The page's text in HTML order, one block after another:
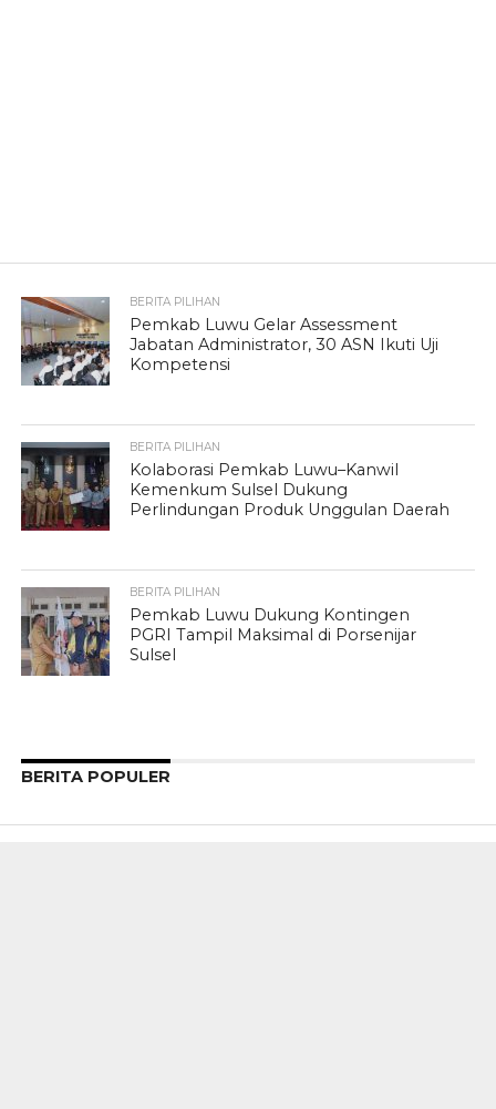
BERITA PILIHAN
Pemkab Luwu Gelar Assessment
Jabatan Administrator, 30 ASN Ikuti Uji
Kompetensi
BERITA PILIHAN
Kolaborasi Pemkab Luwu–Kanwil
Kemenkum Sulsel Dukung
Perlindungan Produk Unggulan Daerah
BERITA PILIHAN
Pemkab Luwu Dukung Kontingen
PGRI Tampil Maksimal di Porsenijar
Sulsel
BERITA POPULER